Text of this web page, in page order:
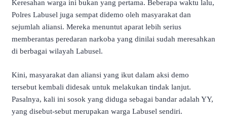
Keresahan warga ini bukan yang pertama. Beberapa waktu lalu,
Polres Labusel juga sempat didemo oleh masyarakat dan
sejumlah aliansi. Mereka menuntut aparat lebih serius
memberantas peredaran narkoba yang dinilai sudah meresahkan
di berbagai wilayah Labusel.
Kini, masyarakat dan aliansi yang ikut dalam aksi demo
tersebut kembali didesak untuk melakukan tindak lanjut.
Pasalnya, kali ini sosok yang diduga sebagai bandar adalah YY,
yang disebut-sebut merupakan warga Labusel sendiri.